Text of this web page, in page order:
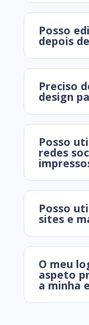
Posso
depois
Preciso
design
Posso
redes
Posso
sites e
O meu
aspeto
a minha